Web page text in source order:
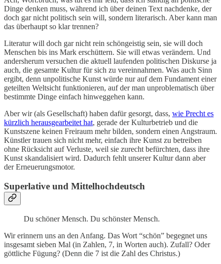
Dinge denken muss, während ich über deinen Text nachdenke, der
doch gar nicht politisch sein will, sondern literarisch. Aber kann man
das überhaupt so klar trennen?
Literatur will doch gar nicht rein schöngeistig sein, sie will doch
Menschen bis ins Mark erschüttern. Sie will etwas verändern. Und
andersherum versuchen die aktuell laufenden politischen Diskurse ja
auch, die gesamte Kultur für sich zu vereinnahmen. Was auch Sinn
ergibt, denn unpolitische Kunst würde nur auf dem Fundament einer
geteilten Weltsicht funktionieren, auf der man unproblematisch über
bestimmte Dinge einfach hinweggehen kann.
Aber wir (als Gesellschaft) haben dafür gesorgt, dass, wie Precht es
kürzlich herausgearbeitet hat, gerade der Kulturbetrieb und die
Kunstszene keinen Freiraum mehr bilden, sondern einen Angstraum.
Künstler trauen sich nicht mehr, einfach ihre Kunst zu betreiben
ohne Rücksicht auf Verluste, weil sie zurecht befürchten, dass ihre
Kunst skandalisiert wird. Dadurch fehlt unserer Kultur dann aber
der Erneuerungsmotor.
Superlative und Mittelhochdeutsch
Du schöner Mensch. Du schönster Mensch.
Wir erinnern uns an den Anfang. Das Wort “schön” begegnet uns
insgesamt sieben Mal (in Zahlen, 7, in Worten auch). Zufall? Oder
göttliche Fügung? (Denn die 7 ist die Zahl des Christus.)